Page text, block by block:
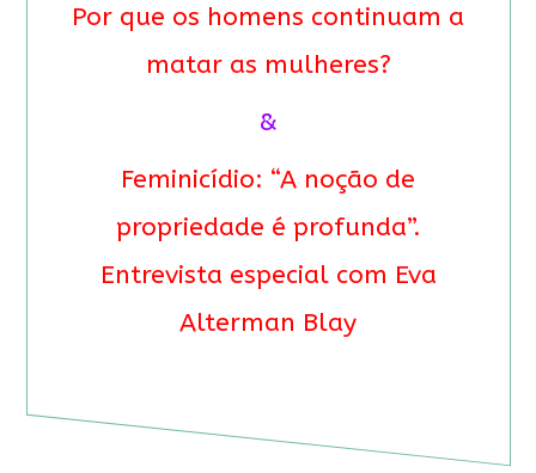
Por que os homens continuam a
matar as mulheres?
&
Feminicídio: “A noção de
propriedade é profunda”.
Entrevista especial com Eva
Alterman Blay